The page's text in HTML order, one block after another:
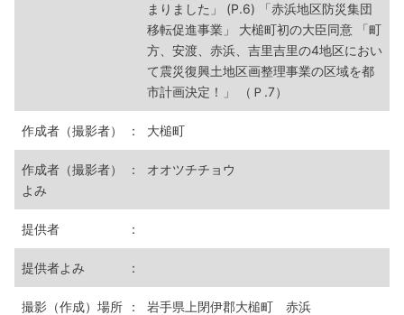
まりました」 (P.6) 「赤浜地区防災集団
移転促進事業」 大槌町初の大臣同意 「町
方、安渡、赤浜、吉里吉里の4地区におい
て震災復興土地区画整理事業の区域を都
市計画決定！」 （Ｐ.7）
作成者（撮影者） ： 大槌町
作成者（撮影者）
よみ
： オオツチチョウ
提供者 ：
提供者よみ ：
撮影（作成）場所 ： 岩手県上閉伊郡大槌町 赤浜